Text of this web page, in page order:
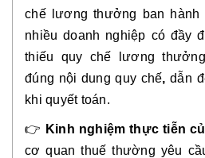
chế lương thưởng ban hành
nhiều doanh nghiệp có đầy
thiếu quy chế lương
đúng nội dung quy chế, dẫn
khi quyết toán.
👉 Kinh nghiệm thực tiễn
cơ quan thuế thường yêu